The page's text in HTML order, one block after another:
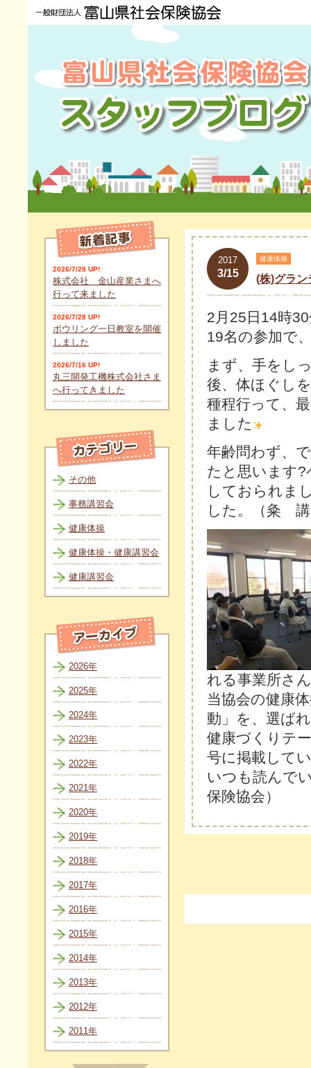
2017
3/15
健康体操
(株)グラン
2月25日14時
19名の参加で
まず、手をし
後、体ほぐし
種程行って、
ました
年齢問わず、
たと思います
しておられま
した。（粂
れる事業所さ
当協会の健康
動」を、選ば
健康づくりテ
号に掲載して
いつも読んで
保険協会）
2026/7/28 UP!
株式会社 金山産業さまへ
行って来ました
2026/7/28 UP!
ボウリング一日教室を開催
しました
2026/7/16 UP!
丸三開発工機株式会社さま
へ行ってきました
その他
事務講習会
健康体操
健康体操・健康講習会
健康講習会
2026年
2025年
2024年
2023年
2022年
2021年
2020年
2019年
2018年
2017年
2016年
2015年
2014年
2013年
2012年
2011年